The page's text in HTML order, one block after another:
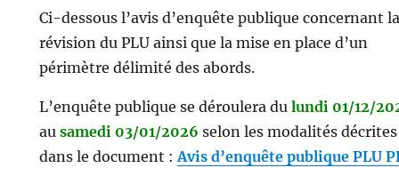
Ci-dessous l’avis d’enquête publique concernant la
révision du PLU ainsi que la mise en place d’un
périmètre délimité des abords.
L’enquête publique se déroulera du lundi 01/12/
ausamedi 03/01/2026 selon les modalités décrites
dans le document :Avis d’enquête publique PLU